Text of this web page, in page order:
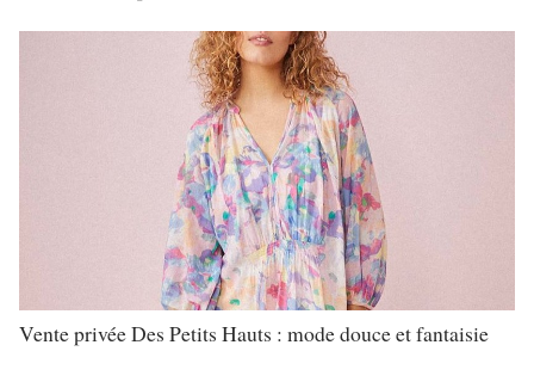
Vente privée Des Petits Hauts : mode douce et fantaisie